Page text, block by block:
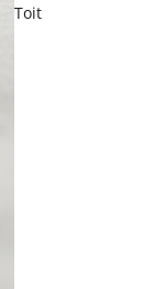
Toit